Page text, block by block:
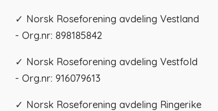
✓ Norsk Roseforening avdeling Vestland
- Org.nr: 898185842
✓ Norsk Roseforening avdeling Vestfold
- Org.nr: 916079613
✓ Norsk Roseforening avdeling Ringerike